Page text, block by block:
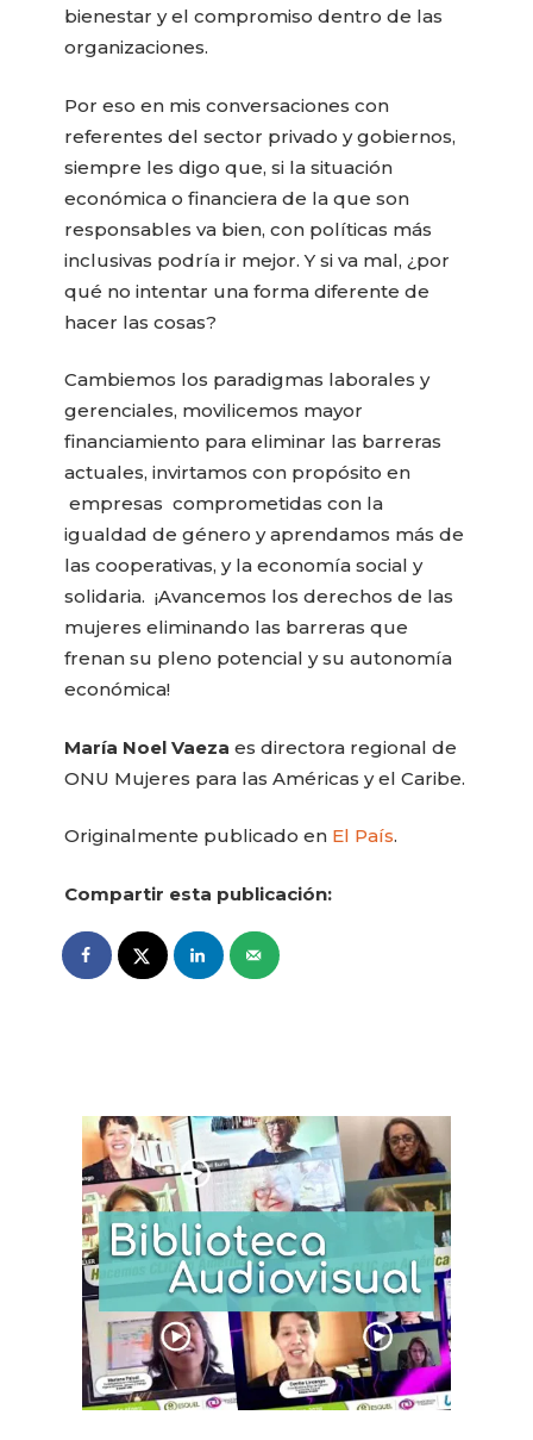
bienestar y el compromiso dentro de las
organizaciones.
Por eso en mis conversaciones con
referentes del sector privado y gobiernos,
siempre les digo que, si la situación
económica o financiera de la que son
responsables va bien, con políticas más
inclusivas podría ir mejor. Y si va mal, ¿por
qué no intentar una forma diferente de
hacer las cosas?
Cambiemos los paradigmas laborales y
gerenciales, movilicemos mayor
financiamiento para eliminar las barreras
actuales, invirtamos con propósito en
empresas comprometidas con la
igualdad de género y aprendamos más de
las cooperativas, y la economía social y
solidaria. ¡Avancemos los derechos de las
mujeres eliminando las barreras que
frenan su pleno potencial y su autonomía
económica!
María Noel Vaeza es directora regional de
ONU Mujeres para las Américas y el Caribe.
Originalmente publicado en El País.
Compartir esta publicación: